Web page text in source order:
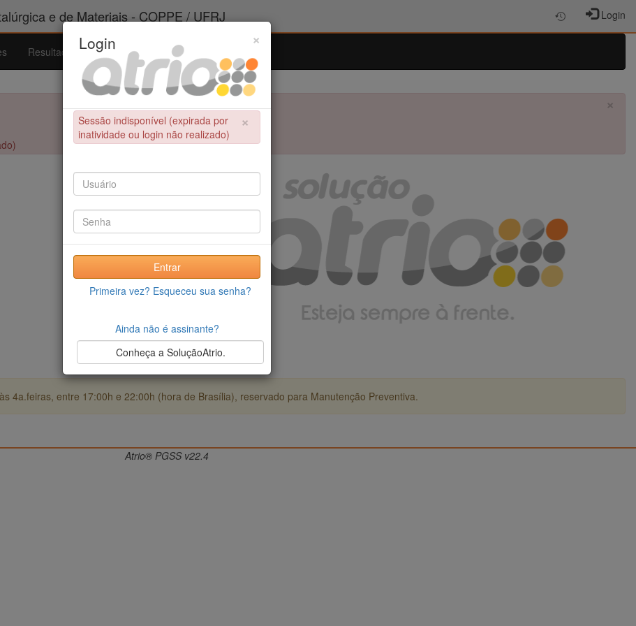
e de Materiais - COPPE / UFRJ Login
Resultados Admissão Ferramentas
×
4a.feiras, entre 17:00h e 22:00h (hora de Brasília), reservado para Manutenção Preventiva.
×
Login
×
Sessão indisponível (expirada por
inatividade ou login não realizado)
Entrar
Primeira vez? Esqueceu sua senha?
Ainda não é assinante?
Conheça a SoluçãoAtrio.
Atrio® PGSS v22.4